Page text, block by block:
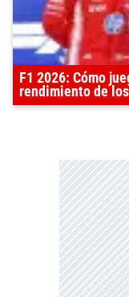
F1 2026: Cómo
rendimiento de